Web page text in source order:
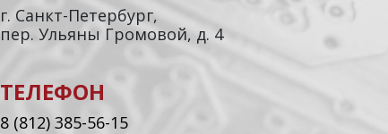
г. Санкт-Петербург,
пер. Ульяны Громовой, д. 4
ТЕЛЕФОН
8 (812) 385-56-15